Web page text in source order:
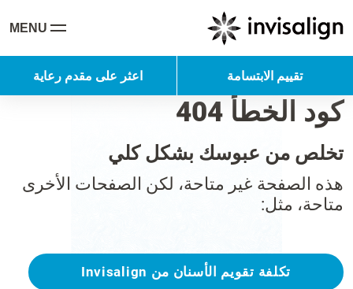
MENU
تقييم الابتسامة اعثر على مقدم رعاية
كود الخطأ 404
تخلص من عبوسك بشكل كلي
هذه الصفحة غير متاحة، لكن الصفحات الأخرى
متاحة، مثل:
تكلفة تقويم الأسنان من Invisalign